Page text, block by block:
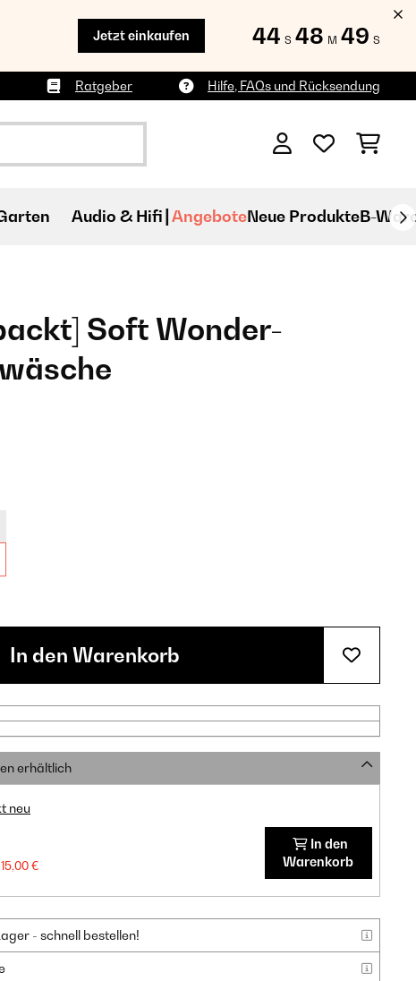
Jetzt einkaufen 44 S 48 M 47 S
Ratgeber Hilfe, FAQs und Rücksendung
Audio & Hifi AngeboteNeue ProdukteB-
Soft Wonder-
In den Warenkorb
erhältlich
neu
15,00 €
In den
Warenkorb
- schnell bestellen!